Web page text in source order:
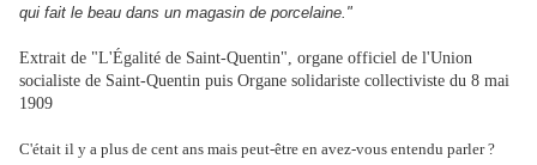
qui fait le beau dans un magasin de porcelaine."
Extrait de "L'Égalité de Saint-Quentin", organe officiel de l'Union
socialiste de Saint-Quentin puis Organe solidariste collectiviste du 8 mai
1909
C'était il y a plus de cent ans mais peut-être en avez-vous entendu parler ?